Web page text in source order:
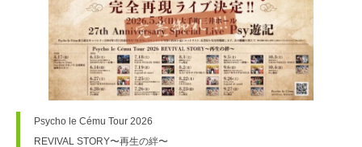
Psycho le Cému Tour 2026
REVIVAL STORY〜再生の絆〜